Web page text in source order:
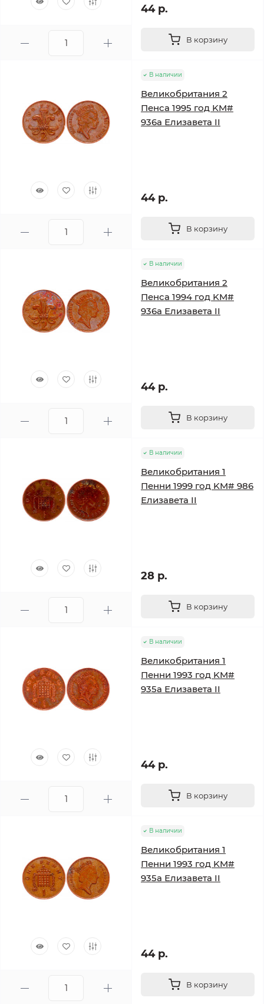
44 р.
В корзину
В наличии
Великобритания 2
Пенса 1995 год KM#
936a Елизавета II
44 р.
В корзину
В наличии
Великобритания 2
Пенса 1994 год KM#
936a Елизавета II
44 р.
В корзину
В наличии
Великобритания 1
Пенни 1999 год KM# 986
Елизавета II
28 р.
В корзину
В наличии
Великобритания 1
Пенни 1993 год KM#
935a Елизавета II
44 р.
В корзину
В наличии
Великобритания 1
Пенни 1993 год KM#
935a Елизавета II
44 р.
В корзину